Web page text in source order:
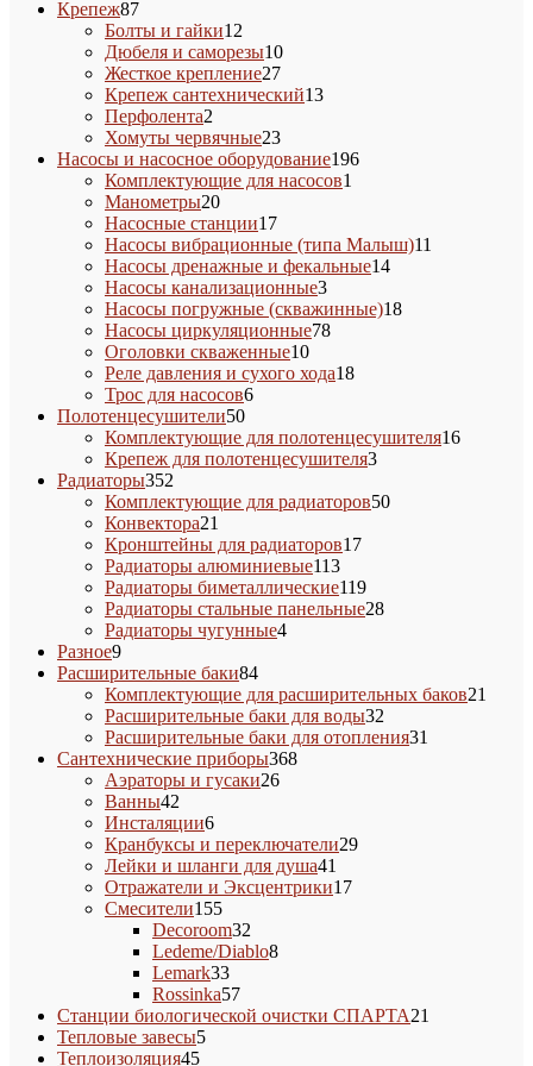
Крепеж8787
товаров
Болты и гайки12
товаров
Дюбеля и саморезы1010
Жесткое крепление2727
товаров
Крепеж сантехнический1313
Перфолента2
товара
Хомуты червячные2323
товара
Насосы и насосное оборудование196196
Комплектующие для насосов1
Манометры2020
товаров
Насосные станции1717
товаров
Насосы вибрационные (типа Малыш)11
Насосы дренажные и фекальные1414
Насосы канализационные33
товара
Насосы погружные (скважинные)1818
Насосы циркуляционные7878
Оголовки скваженные1010
товаров
Реле давления и сухого хода1818
Трос для насосов66
Полотенцесушители5050
товаров
Комплектующие для полотенцесушителя1616
Крепеж для полотенцесушителя33
Радиаторы352
товара
Комплектующие для радиаторов5050
Конвектора21
товар
Кронштейны для радиаторов1717
Радиаторы алюминиевые113113
товаров
Радиаторы биметаллические119119
товаров
Радиаторы стальные панельные2828
Радиаторы чугунные44
Разное99
товаров
Расширительные баки8484
товара
Комплектующие для расширительных баков21
Расширительные баки для воды32
товара
Расширительные баки для отопления31
Сантехнические приборы368368
Аэраторы и гусаки2626
Ванны42
товара
Инсталяции66
товаров
Кранбуксы и переключатели2929
Лейки и шланги для душа41
товар
Отражатели и Эксцентрики1717
Смесители155155
товаров
Decoroom32
товара
Ledeme/Diablo88
Lemark3333
товара
Rossinka5757
товаров
Станции биологической очистки СПАРТА21
Тепловые завесы55
Теплоизоляция4545